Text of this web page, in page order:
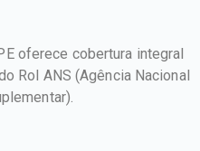
oferece cobertura integral
Rol ANS(Agência Nacional